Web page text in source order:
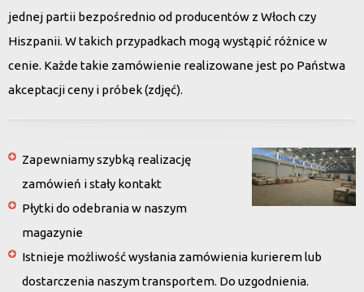
jednej partii bezpośrednio od producentów z Włoch czy
Hiszpanii. W takich przypadkach mogą wystąpić różnice w
cenie. Każde takie zamówienie realizowane jest po Państwa
akceptacji ceny i próbek (zdjęć).
Zapewniamy szybką realizację
zamówień i stały kontakt
Płytki do odebrania w naszym
magazynie
Istnieje możliwość wysłania zamówienia kurierem lub
dostarczenia naszym transportem. Do uzgodnienia.